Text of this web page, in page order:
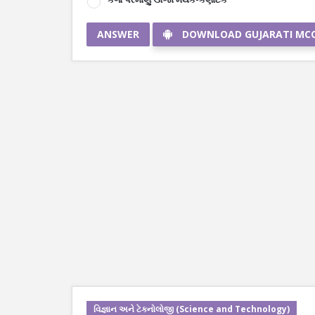
ANSWER DOWNLOAD GUJARATI
વિજ્ઞાન અને ટેકનોલોજી (Science and Technology)